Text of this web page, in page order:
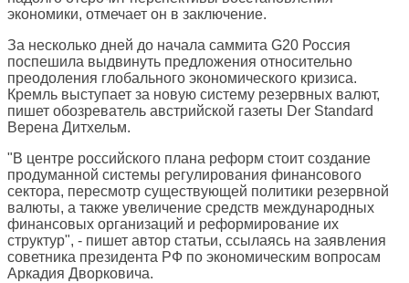
экономики, отмечает он в заключение.
За несколько дней до начала саммита G20 Россия
поспешила выдвинуть предложения относительно
преодоления глобального экономического кризиса.
Кремль выступает за новую систему резервных валют,
пишет обозреватель австрийской газеты Der Standard
Верена Дитхельм.
"В центре российского плана реформ стоит создание
продуманной системы регулирования финансового
сектора, пересмотр существующей политики резервной
валюты, а также увеличение средств международных
финансовых организаций и реформирование их
структур", - пишет автор статьи, ссылаясь на заявления
советника президента РФ по экономическим вопросам
Аркадия Дворковича.